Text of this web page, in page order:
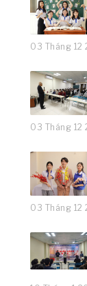
03 Tháng 12
03 Tháng 12
03 Tháng 12